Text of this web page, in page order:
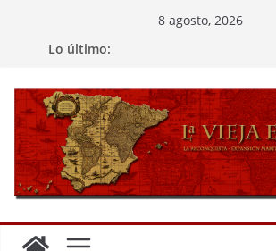
8 agosto, 2026
Lo último: